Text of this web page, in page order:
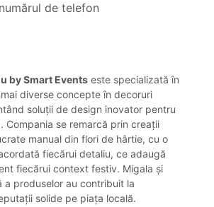
de telefon
by Smart Events este specializată în
diverse concepte în decoruri
soluții de design inovator pentru
Compania se remarcă prin creații
manual din flori de hârtie, cu o
fiecărui detaliu, ce adaugă
fiecărui context festiv. Migala și
a produselor au contribuit la
solide pe piața locală.